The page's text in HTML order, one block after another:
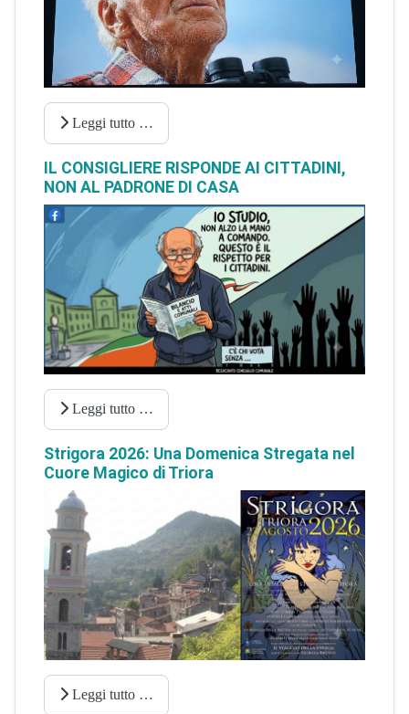
Leggi tutto …
IL CONSIGLIERE RISPONDE AI CITTADINI,
NON AL PADRONE DI CASA
Leggi tutto …
Strigora 2026: Una Domenica Stregata nel
Cuore Magico di Triora
Leggi tutto …